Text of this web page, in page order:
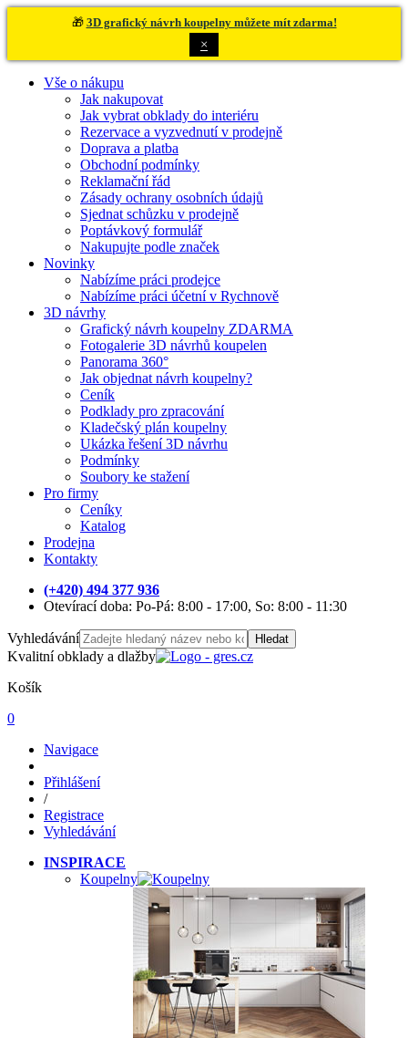
🎁 3D grafický návrh koupelny můžete mít zdarma!
×
Vše o nákupu
Jak nakupovat
Jak vybrat obklady do interiéru
Rezervace a vyzvednutí v prodejně
Doprava a platba
Obchodní podmínky
Reklamační řád
Zásady ochrany osobních údajů
Sjednat schůzku v prodejně
Poptávkový formulář
Nakupujte podle značek
Novinky
Nabízíme práci prodejce
Nabízíme práci účetní v Rychnově
3D návrhy
Grafický návrh koupelny ZDARMA
Fotogalerie 3D návrhů koupelen
Panorama 360°
Jak objednat návrh koupelny?
Ceník
Podklady pro zpracování
Kladečský plán koupelny
Ukázka řešení 3D návrhu
Podmínky
Soubory ke stažení
Pro firmy
Ceníky
Katalog
Prodejna
Kontakty
(+420) 494 377 936
Otevírací doba: Po-Pá: 8:00 - 17:00, So: 8:00 - 11:30
Vyhledávání Hledat
Kvalitní obklady a dlažby
Košík
0
Navigace
Přihlášení
/
Registrace
Vyhledávání
INSPIRACE
Koupelny